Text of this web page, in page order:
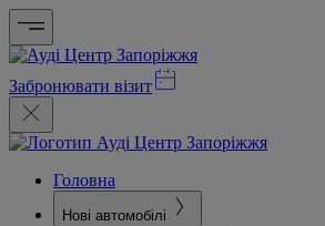
Забронювати візит
Головна
Нові автомобілі